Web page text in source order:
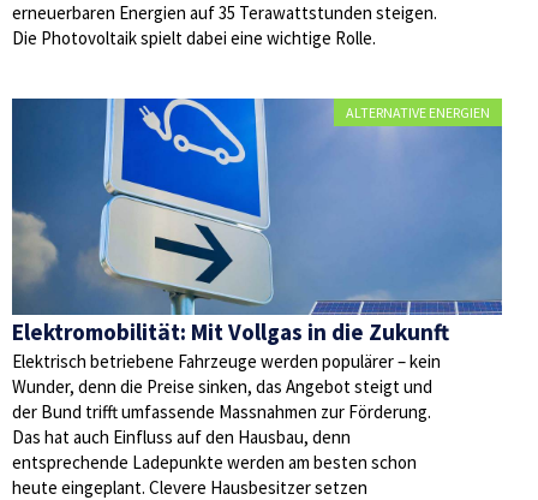
erneuerbaren Energien auf 35 Terawattstunden steigen.
Die Photovoltaik spielt dabei eine wichtige Rolle.
ALTERNATIVE ENERGIEN
Elektromobilität: Mit Vollgas in die Zukunft
Elektrisch betriebene Fahrzeuge werden populärer – kein
Wunder, denn die Preise sinken, das Angebot steigt und
der Bund trifft umfassende Massnahmen zur Förderung.
Das hat auch Einfluss auf den Hausbau, denn
entsprechende Ladepunkte werden am besten schon
heute eingeplant. Clevere Hausbesitzer setzen